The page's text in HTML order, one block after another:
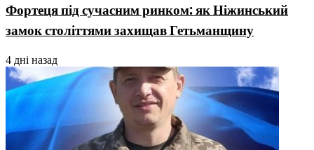
Фортеця під сучасним ринком: як Ніжинський
замок століттями захищав Гетьманщину
4 дні назад